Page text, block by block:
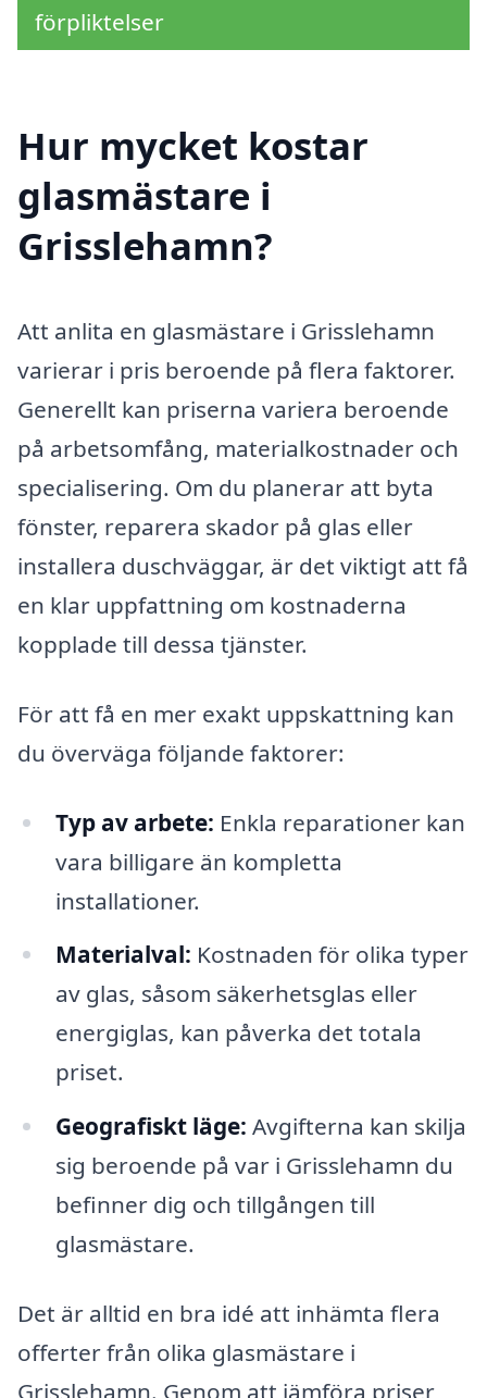
förpliktelser
Hur mycket kostar
glasmästare i
Grisslehamn?
Att anlita en glasmästare i Grisslehamn
varierar i pris beroende på flera faktorer.
Generellt kan priserna variera beroende
på arbetsomfång, materialkostnader och
specialisering. Om du planerar att byta
fönster, reparera skador på glas eller
installera duschväggar, är det viktigt att få
en klar uppfattning om kostnaderna
kopplade till dessa tjänster.
För att få en mer exakt uppskattning kan
du överväga följande faktorer:
Typ av arbete: Enkla reparationer kan
vara billigare än kompletta
installationer.
Materialval: Kostnaden för olika typer
av glas, såsom säkerhetsglas eller
energiglas, kan påverka det totala
priset.
Geografiskt läge: Avgifterna kan skilja
sig beroende på var i Grisslehamn du
befinner dig och tillgången till
glasmästare.
Det är alltid en bra idé att inhämta flera
offerter från olika glasmästare i
Grisslehamn. Genom att jämföra priser